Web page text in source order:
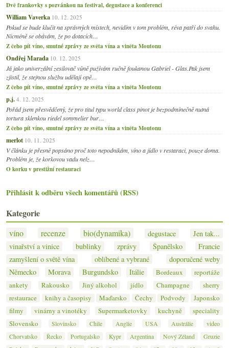
Dvě frankovky s pozvánkou na festival, degustace a konferenci
William Vaverka 10. 12. 2025
Pokud se bude klučit na správných místech, nevidím v tom problém, réva patří do svahu.
Nicméně se obávám, že po dotacích…
Z čeho pít víno, smutné zprávy ze světa vína a viněta Moutonu
Ondřej Marada 10. 12. 2025
Já jako univerzální zesilovač vůně pužívám ručně foukanou Gabriel - Glas.Pak jsem
zjistil, že stejnou službu udělají opě…
Z čeho pít víno, smutné zprávy ze světa vína a viněta Moutonu
p.j. 4. 12. 2025
Pořád jsem přesvědčený, že pro titul typu world class pinot je bezpodmínečně nutná
tortura sklenkou riedel sommelier bur…
Z čeho pít víno, smutné zprávy ze světa vína a viněta Moutonu
merlot 10. 11. 2025
V článku je přesně popsáno proč toto nepodnikám, víno a jídlo v restaraci, pouze doma.
Problém je, že korkovou vadu nelz…
O korku v prestižní restauraci
Přihlásit k odběru všech komentářů (RSS)
Kategorie
víno recenze bio(dynamika) degustace
Jen tak...
vinařství a vinice
bublinky zprávy Španělsko
Francie
zamyšlení o světě vína
oblíbené a vybrané
doporučené weby
Německo
Morava Burgundsko Itálie Bordeaux
reportáže
ankety
Rakousko Jiný alkohol jídlo Champagne
sherry
restaurace
knihy a časopisy Maďarsko Čechy Podvody
Japonsko
filmy
vinárny a vinotéky Supermarketovky kuchyně
speciality
Slovensko
Slovinsko Chile Anglie USA Austrálie
video
Chorvatsko
Řecko Portugalsko Kypr Argentina Nový Zéland
Gruzie